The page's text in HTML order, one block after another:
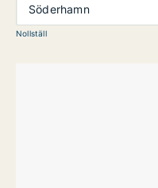
Söderhamn
Nollställ